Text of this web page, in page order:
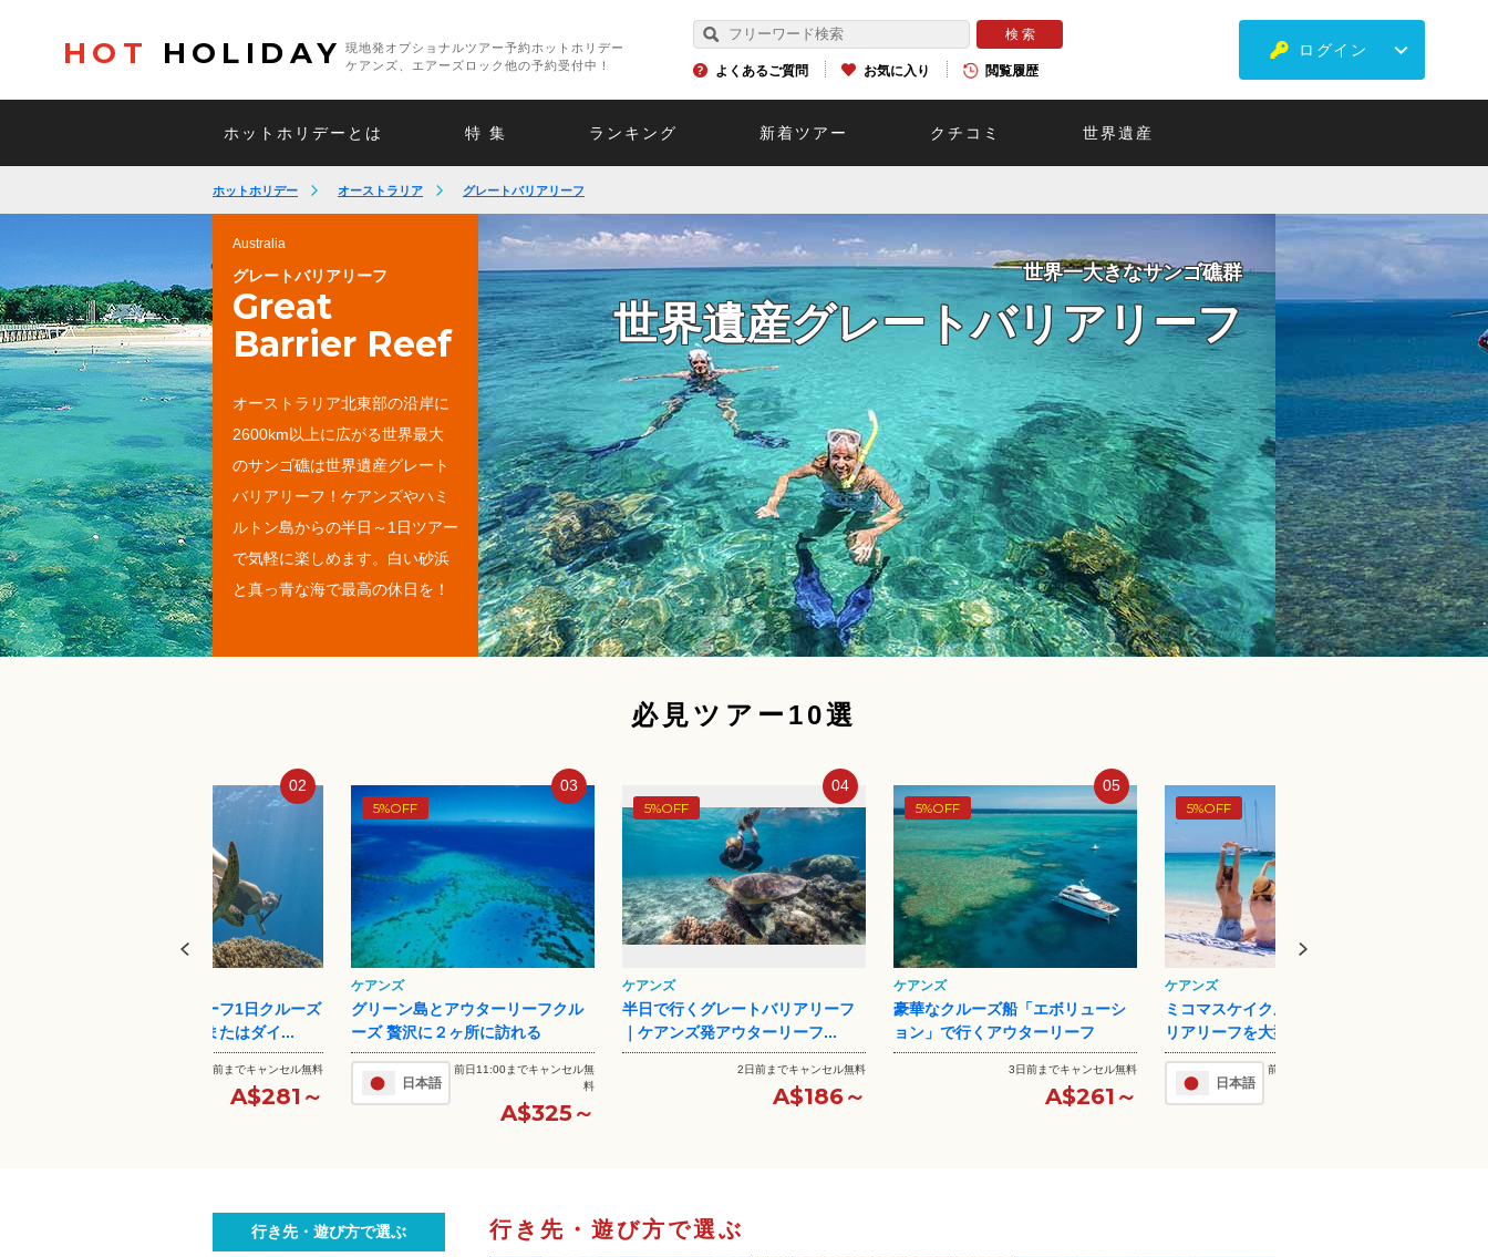
HOT HOLIDAY
現地発オプショナルツアー予約ホットホリデー
ケアンズ、エアーズロック他の予約受付中！
よくあるご質問 お気に入り 閲覧履歴
ログイン
ホットホリデーとは 特 集 ランキング 新着ツアー クチコミ 世界遺産
ホットホリデー オーストラリア グレートバリアリーフ
世界一大きなサンゴ礁群
レートバリアリーフ
世界遺産グレートバリアリーフを
空から見る・遊覧飛行
Australia
グレートバリアリーフ
Great
Barrier Reef
オーストラリア北東部の沿岸に
2600km以上に広がる世界最大
のサンゴ礁は世界遺産グレート
バリアリーフ！ケアンズやハミ
ルトン島からの半日～1日ツアー
で気軽に楽しめます。白い砂浜
と真っ青な海で最高の休日を！
必見ツアー10選
03
グリーン島とアウターリーフクル
ーズ 贅沢に２ヶ所に訪れる
前日11:00までキャンセル無
A$325～
04
5%OFF
ケアンズ
半日で行くグレートバリアリーフ
｜ケアンズ発アウターリーフ...
2日前までキャンセル無料
A$186～
05
5%OFF
ケアンズ
豪華なクルーズ船「エボリューシ
ョン」で行くアウターリーフ
3日前までキャンセル無料
A$261～
06
5%OFF
ケアンズ
ミコマスケイクルーズ グレートバ
リアリーフを大型カタマラン...
前日11:00までキャンセル無
A$273～
4%OFF
ケアンズ
熱帯の楽園！フィッツロイ島1日
(フェリーチケットのみ）
日本語
行き先・遊び方で選ぶ
行き先・遊び方で選ぶ